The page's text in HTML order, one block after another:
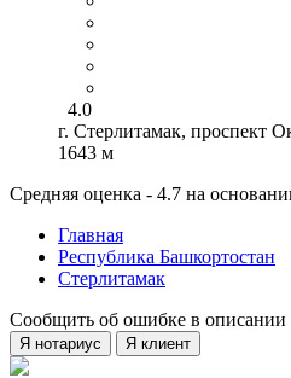
4.0
г. Стерлитамак, проспект
1643 м
Средняя оценка - 4.7 на
Главная
Республика Башкортостан
Стерлитамак
Сообщить об ошибке в описании
Я нотариус Я клиент